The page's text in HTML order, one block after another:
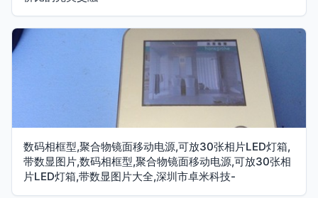
数码相框型,聚合物镜面移动电源,可放30张相片LED灯箱,
带数显图片,数码相框型,聚合物镜面移动电源,可放30张相
片LED灯箱,带数显图片大全,深圳市卓米科技-